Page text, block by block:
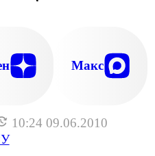
10:24 09.06.2010
Макс